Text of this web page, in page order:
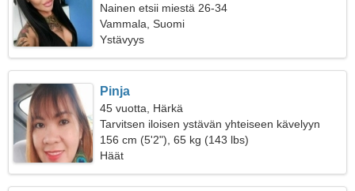
Nainen etsii miestä 26-34
Vammala, Suomi
Ystävyys
Pinja
45 vuotta, Härkä
Tarvitsen iloisen ystävän yhteiseen kävelyyn
156 cm (5'2"), 65 kg (143 lbs)
Häät